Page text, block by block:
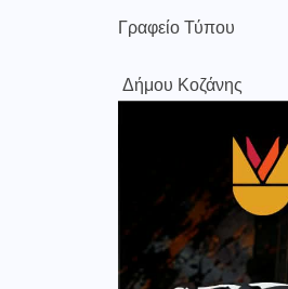
Γραφείο Τύπου
Δήμου Κοζάνης